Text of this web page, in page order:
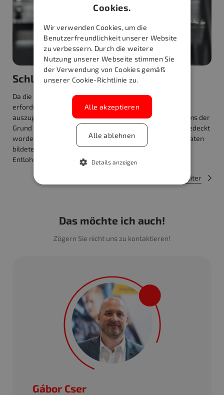
Schlussfolgerung
Da die Maschine bei den Inspektionen stets auf die
erforderliche Vorgangszeit eingestellt war, ist davon
auszugehen, dass ohne die Einführung des OEEm-Systems der
Grund für die Produktion von Ausschussware nicht aufgedeckt
worden wäre. Die vom OEEm-System bereitgestellten Daten
bildeten auch eine hervorragende Grundlage für die
Entlohnung auf einem Anreizprinzip.
Weiter
Das möchte ich auch!
Zögern Sie nicht uns zu kontaktieren!
Gábor Cser
Cookies.
Wir verwenden Cookies, um die
Benutzerfreundlichkeit unserer Website
zu verbessern. Durch die weitere
Nutzung unserer Webseite stimmen Sie
der Verwendung von Cookies gemäß
unserer Cookie-Richtlinie zu.
Alle akzeptieren
Alle ablehnen
Details anzeigen